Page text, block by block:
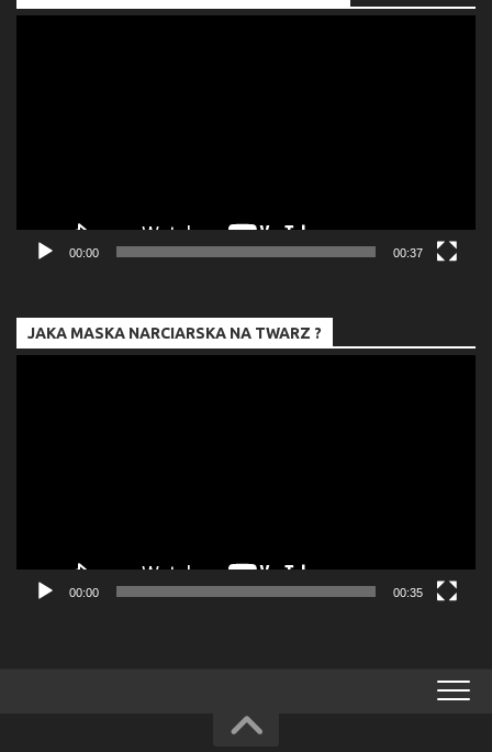
00:00 00:37
JAKA MASKA NARCIARSKA NA TWARZ ?
00:00 00:35